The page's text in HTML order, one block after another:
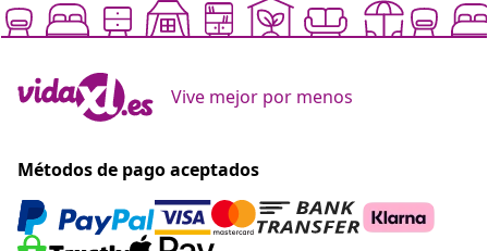
Vive mejor por menos
Métodos de pago aceptados